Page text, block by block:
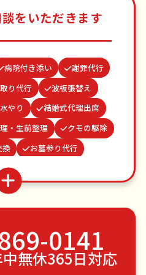
をいただきます
病院付き添い
謝罪代行
り代行
波板張替え
やり
結婚式代理出席
・生前整理
クモの駆除
お墓参り代行
ベランダ掃除
駆除
雨どい修理・掃除
回収
ゴミ屋敷片付け
伐採
手すり取り付け
エアコンクリーニング
0141
無休365日対応